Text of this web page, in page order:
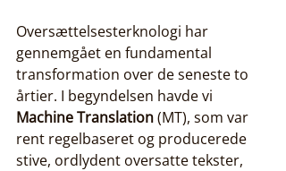
Oversættelsesterknologi har
gennemgået en fundamental
transformation over de seneste to
årtier. I begyndelsen havde vi
Machine Translation (MT), som var
rent regelbaseret og producerede
stive, ordlydent oversatte tekster,